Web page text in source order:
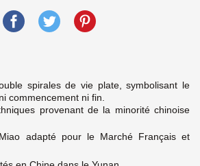
spirales de vie plate, symbolisant le
commencement ni fin.
provenant de la minorité chinoise
adapté pour le Marché Français et